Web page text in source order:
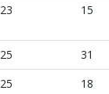
23 15
25
31
25
18